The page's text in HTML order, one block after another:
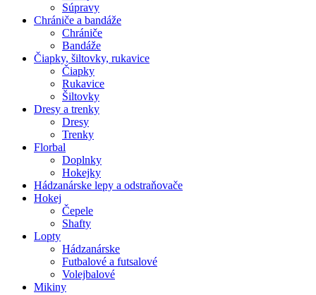
Súpravy
Chrániče a bandáže
Chrániče
Bandáže
Čiapky, šiltovky, rukavice
Čiapky
Rukavice
Šiltovky
Dresy a trenky
Dresy
Trenky
Florbal
Doplnky
Hokejky
Hádzanárske lepy a odstraňovače
Hokej
Čepele
Shafty
Lopty
Hádzanárske
Futbalové a futsalové
Volejbalové
Mikiny